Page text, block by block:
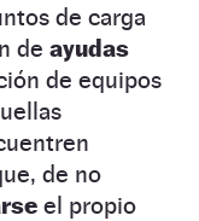
de carga
de ayudas
de equipos
de no
el propio